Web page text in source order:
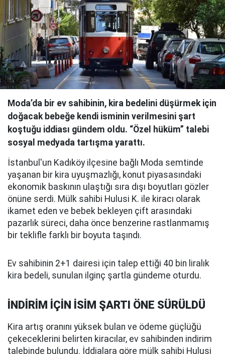
Moda’da bir ev sahibinin, kira bedelini düşürmek için
doğacak bebeğe kendi isminin verilmesini şart
koştuğu iddiası gündem oldu. “Özel hüküm” talebi
sosyal medyada tartışma yarattı.
İstanbul'un Kadıköy ilçesine bağlı Moda semtinde
yaşanan bir kira uyuşmazlığı, konut piyasasındaki
ekonomik baskının ulaştığı sıra dışı boyutları gözler
önüne serdi. Mülk sahibi Hulusi K. ile kiracı olarak
ikamet eden ve bebek bekleyen çift arasındaki
pazarlık süreci, daha önce benzerine rastlanmamış
bir teklifle farklı bir boyuta taşındı.
Ev sahibinin 2+1 dairesi için talep ettiği 40 bin liralık
kira bedeli, sunulan ilginç şartla gündeme oturdu.
İNDİRİM İÇİN İSİM ŞARTI ÖNE SÜRÜLDÜ
Kira artış oranını yüksek bulan ve ödeme güçlüğü
çekeceklerini belirten kiracılar, ev sahibinden indirim
talebinde bulundu. İddialara göre mülk sahibi Hulusi